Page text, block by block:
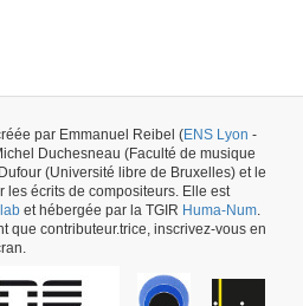
par Emmanuel Reibel (ENS Lyon -
Duchesneau (Faculté de musique
(Université libre de Bruxelles) et le
écrits de compositeurs. Elle est
et hébergée par la TGIR Huma-Num
que contributeur.trice, inscrivez-vous en